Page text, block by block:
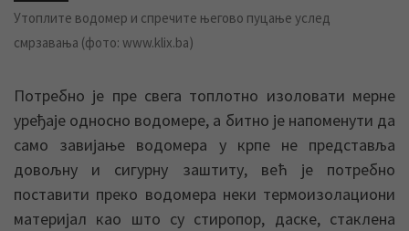
Утоплите водомер и спречите његово пуцање услед
смрзавања (фото: www.klix.ba)
Потребно је пре свега топлотно изоловати мерне
уређаје односно водомере, а битно је напоменути да
само завијање водомера у крпе не представља
довољну и сигурну заштиту, већ је потребно
поставити преко водомера неки термоизолациони
материјал као што су стиропор, даске, стаклена